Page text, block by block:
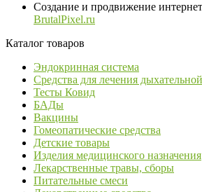
Создание и продвижение
BrutalPixel.ru
Каталог товаров
Эндокринная система
Средства для лечения
Тесты Ковид
БАДы
Вакцины
Гомеопатические средства
Детские товары
Изделия медицинского назначения
Лекарственные травы, сборы
Питательные смеси